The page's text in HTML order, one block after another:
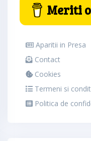
Meriti
Aparitii in Presa
Contact
Cookies
Termeni si
Politica de